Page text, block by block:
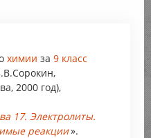
химии за 9 класс
2000 год),
17. Электролиты.
реакции».